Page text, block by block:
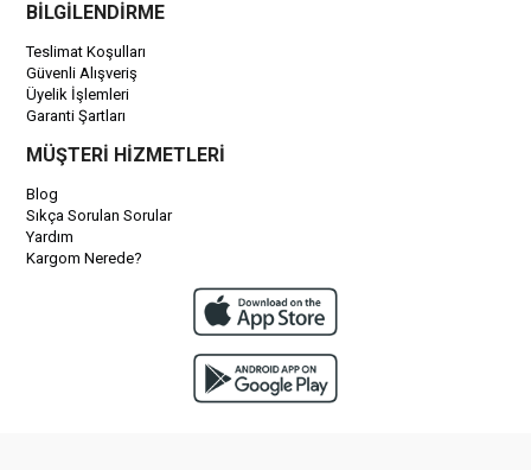
BİLGİLENDİRME
Teslimat Koşulları
Güvenli Alışveriş
Üyelik İşlemleri
Garanti Şartları
MÜŞTERİ HİZMETLERİ
Blog
Sıkça Sorulan Sorular
Yardım
Kargom Nerede?